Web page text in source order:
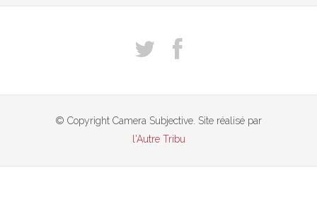
© Copyright Camera Subjective. Site réalisé par
l'Autre Tribu